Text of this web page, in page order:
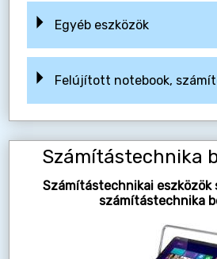
Egyéb eszközök
Felújított notebook,
Számítástechnika
Számítástechnikai eszközök
számítástechnika